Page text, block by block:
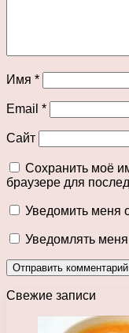
Имя *
Email *
Сайт
Сохранить моё
браузере для
Уведомить меня
Уведомлять
Свежие записи